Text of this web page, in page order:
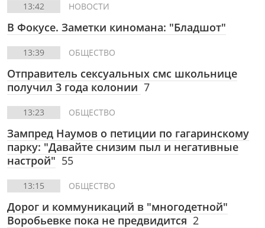
13:42 НОВОСТИ
В Фокусе. Заметки киномана: "Бладшот"
13:39 ОБЩЕСТВО
Отправитель сексуальных смс школьнице
получил 3 года колонии 7
13:23 ОБЩЕСТВО
Зампред Наумов о петиции по гагаринскому
парку: "Давайте снизим пыл и негативные
настрой" 55
13:15 ОБЩЕСТВО
Дорог и коммуникаций в "многодетной"
Воробьевке пока не предвидится 2